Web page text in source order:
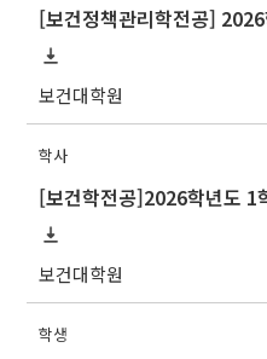
보건대학원
학사
[보건학전공]2026학년도 1
보건대학원
학생